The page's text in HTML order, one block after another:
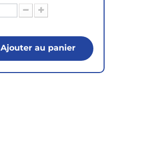
Ajouter au panier